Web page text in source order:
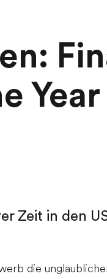
Year
Zeit in den
die